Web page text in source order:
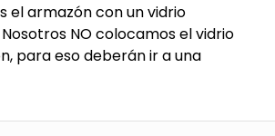
el armazón con un vidrio
NO colocamos el vidrio
para eso deberán ir a una